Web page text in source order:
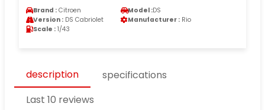
Brand : Citroen Model :DS
Version : DS Cabriolet Manufacturer : Rio
Scale : 1/43
description
specifications
Last 10 reviews